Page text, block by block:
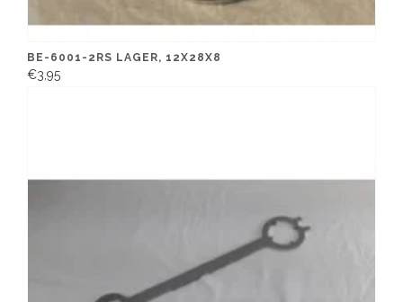
BE-6001-2RS LAGER, 12X28X8
€3,95